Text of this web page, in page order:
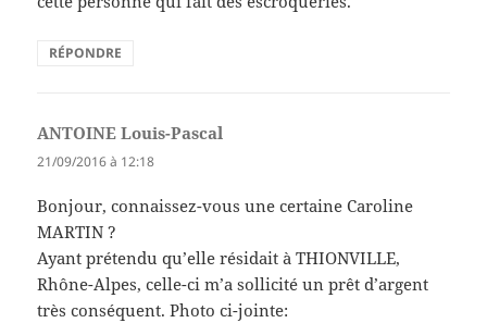
RÉPONDRE
ANTOINE Louis-Pascal
21/09/2016 à 12:18
Bonjour, connaissez-vous une certaine Caroline
MARTIN ?
Ayant prétendu qu’elle résidait à THIONVILLE,
Rhône-Alpes, celle-ci m’a sollicité un prêt d’argent
très conséquent. Photo ci-jointe: